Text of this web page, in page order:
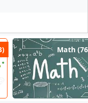
Math